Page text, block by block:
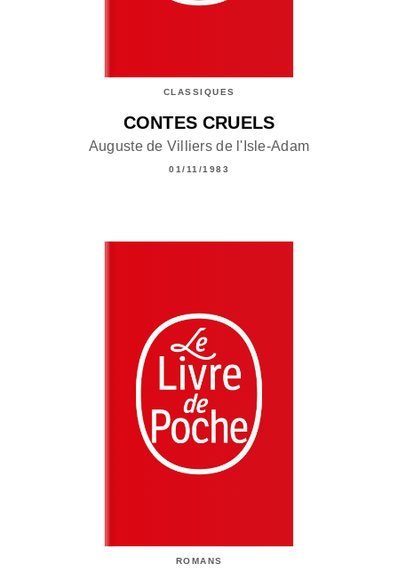
CLASSIQUES
CONTES CRUELS
Auguste de Villiers de l'Isle-Adam
01/11/1983
ROMANS